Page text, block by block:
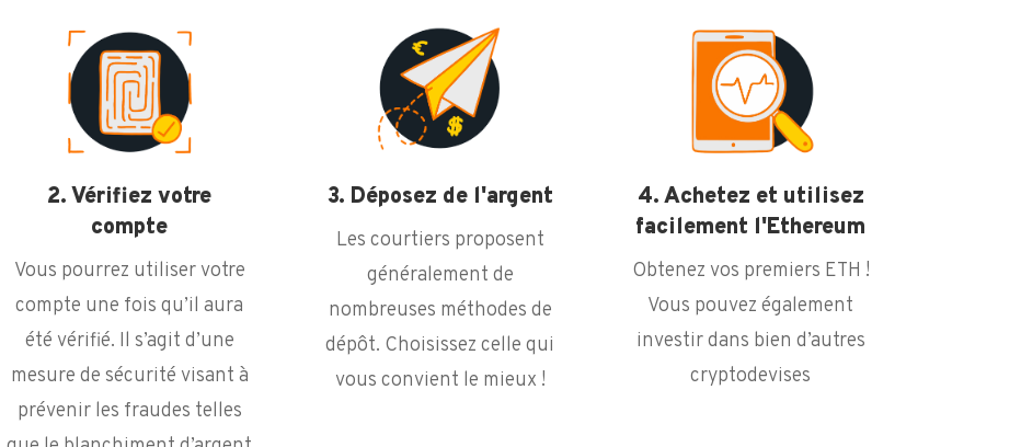
2. Vérifiez votre
compte
Vous pourrez utiliser votre
compte une fois qu’il aura
été vérifié. Il s’agit d’une
mesure de sécurité visant à
prévenir les fraudes telles
3. Déposez de l'argent
Les courtiers proposent
généralement de
nombreuses méthodes de
dépôt. Choisissez celle qui
vous convient le mieux !
4. Achetez et utilisez
facilement l'Ethereum
Obtenez vos premiers ETH !
Vous pouvez également
investir dans bien d’autres
cryptodevises